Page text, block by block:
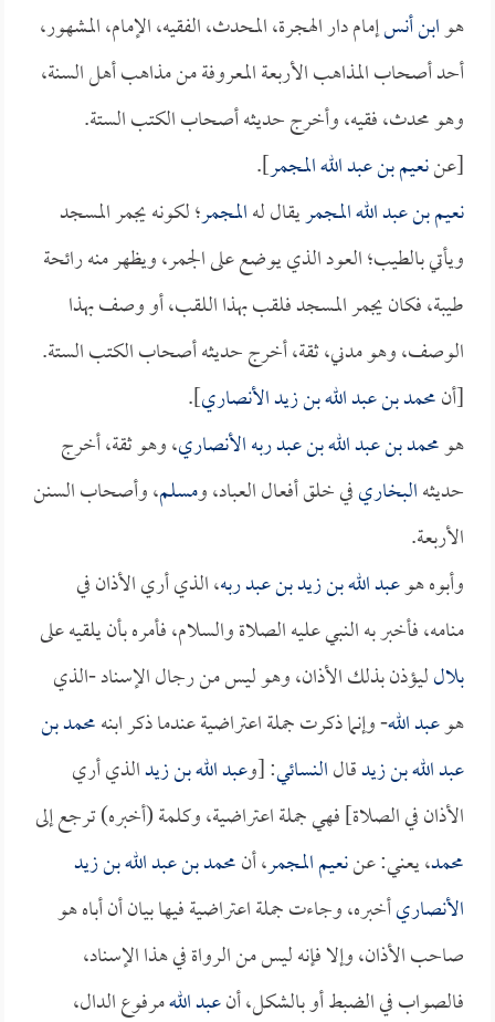
هوابن أنسإمام دار الهجرة، المحدث، الفقيه، الإمام، المشهور،
أحد أصحاب المذاهب الأربعة المعروفة من مذاهب أهل السنة،
وهو محدث، فقيه، وأخرج حديثه أصحاب الكتب الستة.
[عننعيم بن عبد الله المجمر].
نعيم بن عبد الله المجمريقال لهالمجمر؛ لكونه يجمر المسجد
ويأتي بالطيب؛ العود الذي يوضع على الجمر، ويظهر منه رائحة
طيبة، فكان يجمر المسجد فلقب بهذا اللقب، أو وصف بهذا
الوصف، وهو مدني، ثقة، أخرج حديثه أصحاب الكتب الستة.
[أنمحمد بن عبد الله بن زيد الأنصاري].
هومحمد بن عبد الله بن عبد ربه الأنصاري، وهو ثقة، أخرج
حديثهالبخاريفي خلق أفعال العباد، ومسلم، وأصحاب السنن
الأربعة.
وأبوه هوعبد الله بن زيد بن عبد ربه، الذي أري الأذان في
منامه، فأخبر به النبي عليه الصلاة والسلام، فأمره بأن يلقيه على
بلالليؤذن بذلك الأذان، وهو ليس من رجال الإسناد -الذي
هوعبد الله- وإنما ذكرت جملة اعتراضية عندما ذكر ابنهمحمد بن
عبد الله بن زيدقالالنسائي: [وعبد الله بن زيدالذي أري
الأذان في الصلاة] فهي جملة اعتراضية، وكلمة (أخبره) ترجع إلى
محمد، يعني: عننعيم المجمر، أنمحمد بن عبد الله بن زيد
الأنصاريأخبره، وجاءت جملة اعتراضية فيها بيان أن أباه هو
صاحب الأذان، وإلا فإنه ليس من الرواة في هذا الإسناد،
فالصواب في الضبط أو بالشكل، أنعبد اللهمرفوع الدال،